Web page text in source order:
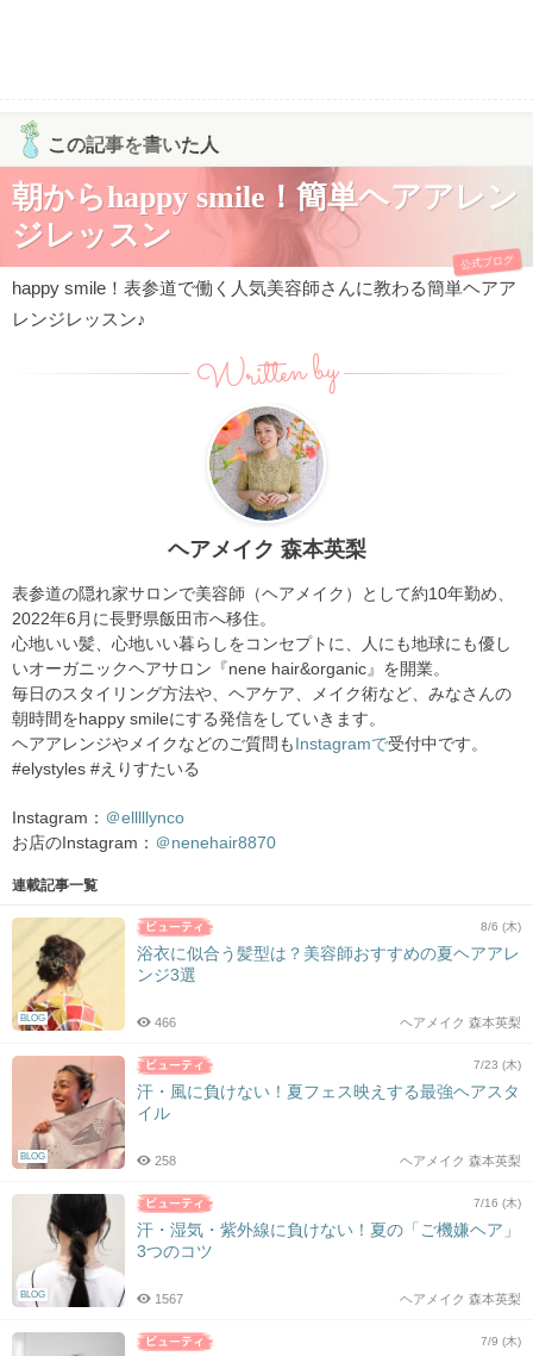
この記事を書いた人
朝からhappy smile！簡単ヘアアレン
ジレッスン
公式ブログ
happy smile！表参道で働く人気美容師さんに教わる簡単ヘアア
レンジレッスン♪
Written by
ヘアメイク 森本英梨
表参道の隠れ家サロンで美容師（ヘアメイク）として約10年勤め、
2022年6月に長野県飯田市へ移住。
心地いい髪、心地いい暮らしをコンセプトに、人にも地球にも優し
いオーガニックヘアサロン『nene hair&organic』を開業。
毎日のスタイリング方法や、ヘアケア、メイク術など、みなさんの
朝時間をhappy smileにする発信をしていきます。
ヘアアレンジやメイクなどのご質問も Instagramで受付中です。
#elystyles #えりすたいる
Instagram： ＠elllllynco
お店のInstagram： ＠nenehair8870
連載記事一覧
BLOG
8/6 (木)
浴衣に似合う髪型は？美容師おすすめの夏ヘアアレ
ンジ3選
ヘアメイク 森本英梨
466
BLOG
7/23 (木)
汗・風に負けない！夏フェス映えする最強ヘアスタ
イル
ヘアメイク 森本英梨
258
BLOG
7/16 (木)
汗・湿気・紫外線に負けない！夏の「ご機嫌ヘア」
3つのコツ
ヘアメイク 森本英梨
1567
7/9 (木)